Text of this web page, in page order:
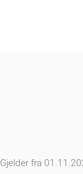
Gjelder fra